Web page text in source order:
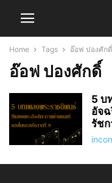
Home Tags อ๊อฟ ปองศักดิ์
อ๊อฟ ปองศักดิ์
5 บ
อัจ
รัช